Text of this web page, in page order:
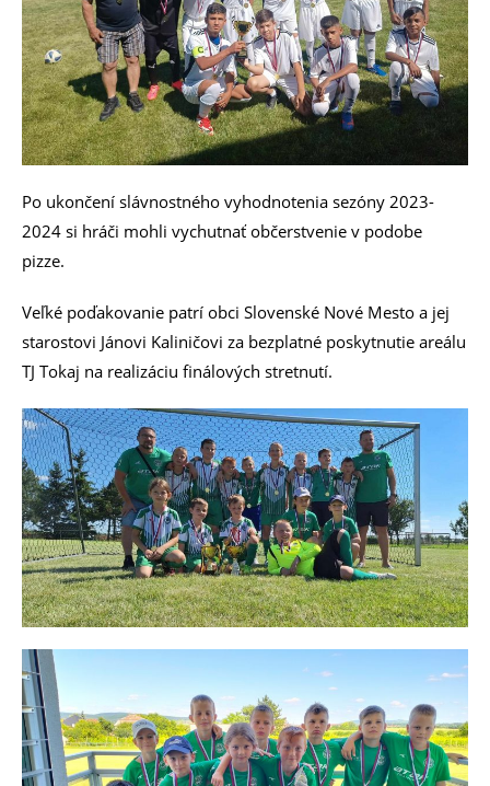
Po ukončení slávnostného vyhodnotenia sezóny 2023-
2024 si hráči mohli vychutnať občerstvenie v podobe
pizze.
Veľké poďakovanie patrí obci Slovenské Nové Mesto a jej
starostovi Jánovi Kaliničovi za bezplatné poskytnutie areálu
TJ Tokaj na realizáciu finálových stretnutí.